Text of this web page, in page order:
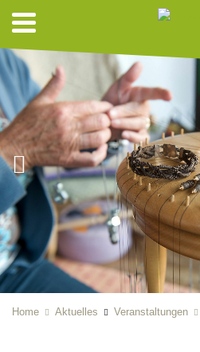
Home Aktuelles Veranstaltungen